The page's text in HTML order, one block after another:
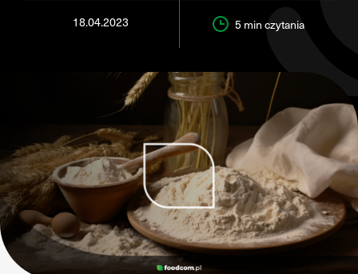
18.04.2023 5 min czytania